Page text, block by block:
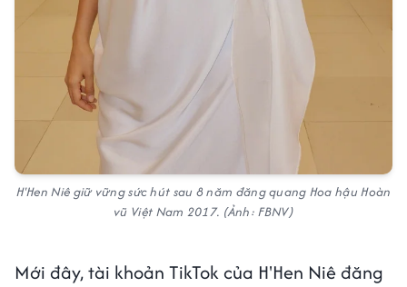
H'Hen Niê giữ vững sức hút sau 8 năm đăng quang Hoa hậu Hoàn
vũ Việt Nam 2017. (Ảnh: FBNV)
Mới đây, tài khoản TikTok của H'Hen Niê đăng